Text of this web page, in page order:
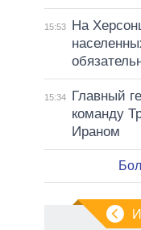
15:53
На
15:34
Главный
команду
Ираном